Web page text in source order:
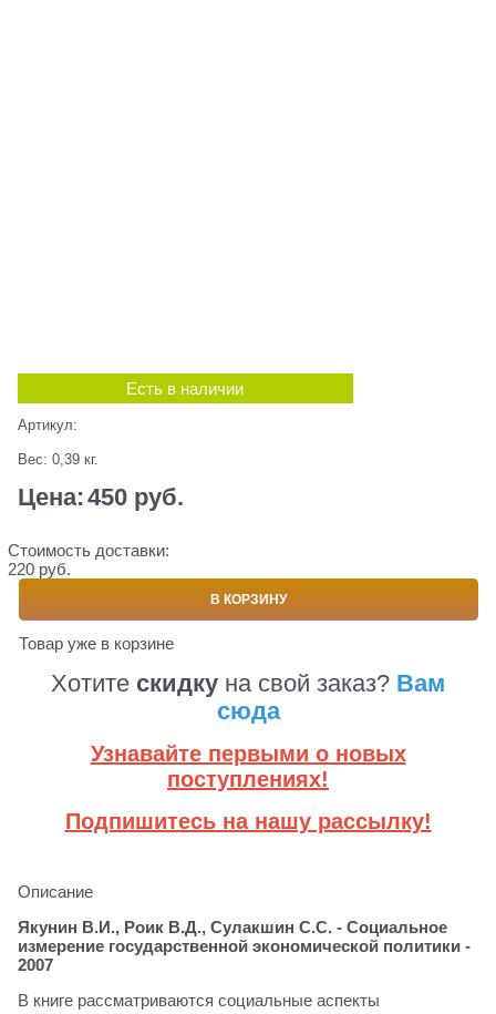
Есть в наличии
Артикул:
Вес: 0,39 кг.
Цена:450 руб.
Стоимость доставки:
220 руб.
В КОРЗИНУ
Товар уже в корзине
Хотите скидку на свой заказ? Вам
сюда
Узнавайте первыми о новых
поступлениях!
Подпишитесь на нашу рассылку!
Описание
Якунин В.И., Роик В.Д., Сулакшин С.С. - Социальное
измерение государственной экономической политики -
2007
В книге рассматриваются социальные аспекты